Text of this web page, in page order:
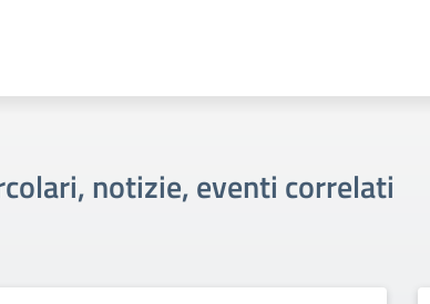
notizie, eventi correlati